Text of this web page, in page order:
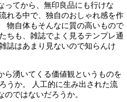
ってから、無印良品にも行けな
れる中で、独自のおしゃれ感を作
物自体もそんなに質の高いもので
ちも、雑誌でよく見るテンプレ通
誌はあまり見ないので知らんけ
ら湧いてくる価値観というものを
うか。 人工的に生み出された流
ではないだろうか。